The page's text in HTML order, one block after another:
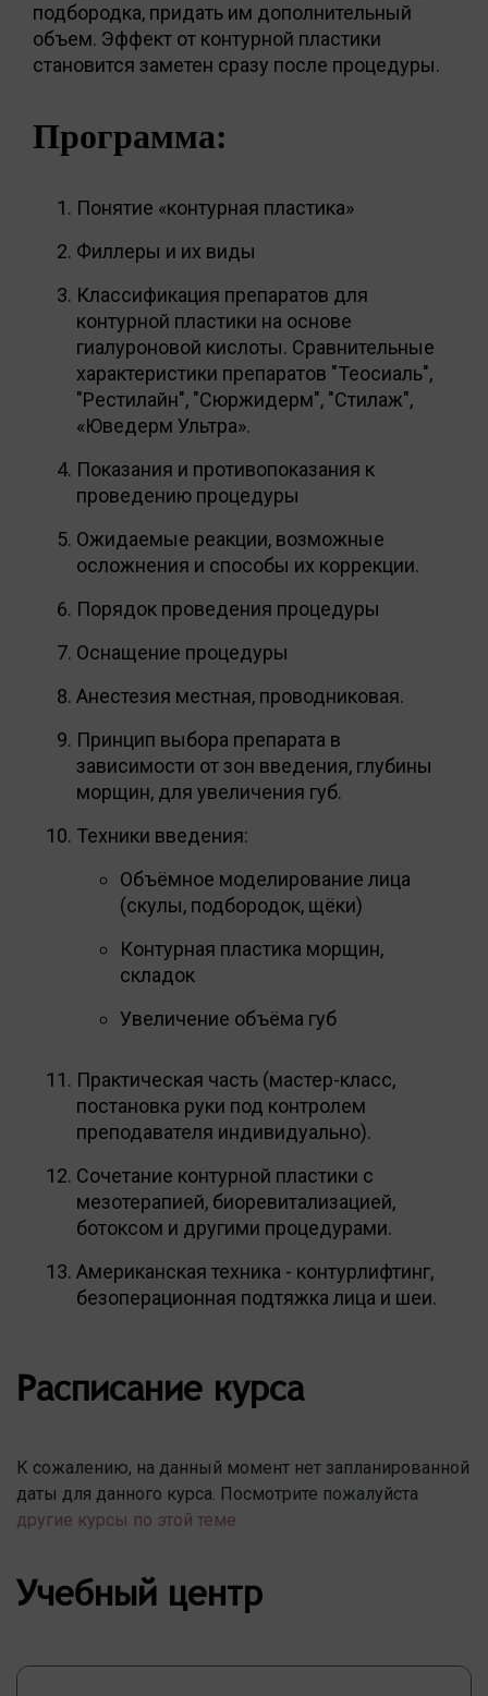
подбородка, придать им дополнительный
объем. Эффект от контурной пластики
становится заметен сразу после процедуры.
Программа:
Понятие «контурная пластика»
Филлеры и их виды
Классификация препаратов для
контурной пластики на основе
гиалуроновой кислоты. Сравнительные
характеристики препаратов "Теосиаль",
"Рестилайн", "Сюржидерм", "Стилаж",
«Юведерм Ультра».
Показания и противопоказания к
проведению процедуры
Ожидаемые реакции, возможные
осложнения и способы их коррекции.
Порядок проведения процедуры
Оснащение процедуры
Анестезия местная, проводниковая.
Принцип выбора препарата в
зависимости от зон введения, глубины
морщин, для увеличения губ.
Техники введения:
Объёмное моделирование лица
(скулы, подбородок, щёки)
Контурная пластика морщин,
складок
Увеличение объёма губ
Практическая часть (мастер-класс,
постановка руки под контролем
преподавателя индивидуально).
Сочетание контурной пластики с
мезотерапией, биоревитализацией,
ботоксом и другими процедурами.
Американская техника - контурлифтинг,
безоперационная подтяжка лица и шеи.
Расписание курса
К сожалению, на данный момент нет запланированной
даты для данного курса. Посмотрите пожалуйста
другие курсы по этой теме
Учебный центр